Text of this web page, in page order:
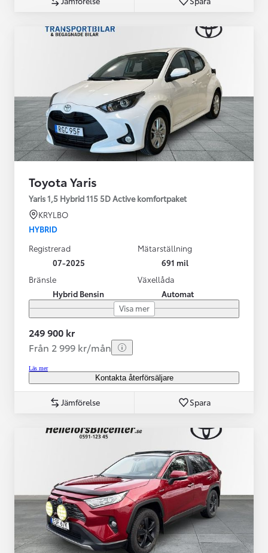
Toyota Yaris
Yaris 1,5 Hybrid 115 5D Active komfortpaket
KRYLBO
HYBRID
Registrerad
07-2025
Mätarställning
691 mil
Bränsle
Hybrid Bensin
Växellåda
Automat
Visa mer
249 900 kr
Från 2 999 kr/mån
Läs mer
Kontakta återförsäljare
Jämförelse Spara